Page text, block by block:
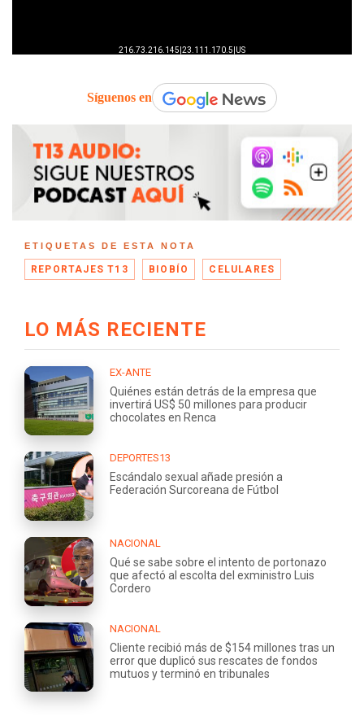
Síguenos en
ETIQUETAS DE ESTA NOTA
REPORTAJES T13 BIOBÍO CELULARES
LO MÁS RECIENTE
EX-ANTE
Quiénes están detrás de la empresa que
invertirá US$ 50 millones para producir
chocolates en Renca
DEPORTES13
Escándalo sexual añade presión a
Federación Surcoreana de Fútbol
NACIONAL
Qué se sabe sobre el intento de portonazo
que afectó al escolta del exministro Luis
Cordero
NACIONAL
Cliente recibió más de $154 millones tras un
error que duplicó sus rescates de fondos
mutuos y terminó en tribunales